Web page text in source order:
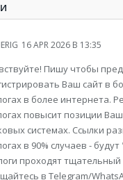
16 APR 2026 В 13:35
Пишу чтобы
Ваш сайт в
в более интернета.
повысит позиции
системах. Ссылки
в 90% случаев -
проходят тщательный
в Telegram/